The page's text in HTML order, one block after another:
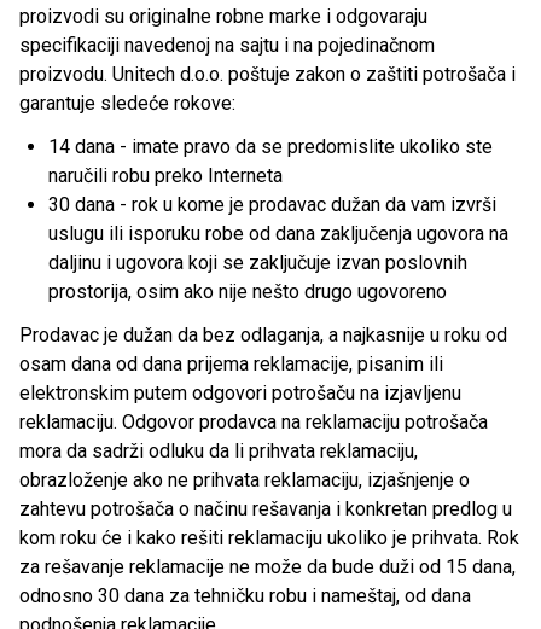
proizvodi su originalne robne marke i odgovaraju
specifikaciji navedenoj na sajtu i na pojedinačnom
proizvodu. Unitech d.o.o. poštuje zakon o zaštiti potrošača i
garantuje sledeće rokove:
14 dana - imate pravo da se predomislite ukoliko ste
naručili robu preko Interneta
30 dana - rok u kome je prodavac dužan da vam izvrši
uslugu ili isporuku robe od dana zaključenja ugovora na
daljinu i ugovora koji se zaključuje izvan poslovnih
prostorija, osim ako nije nešto drugo ugovoreno
Prodavac je dužan da bez odlaganja, a najkasnije u roku od
osam dana od dana prijema reklamacije, pisanim ili
elektronskim putem odgovori potrošaču na izjavljenu
reklamaciju. Odgovor prodavca na reklamaciju potrošača
mora da sadrži odluku da li prihvata reklamaciju,
obrazloženje ako ne prihvata reklamaciju, izjašnjenje o
zahtevu potrošača o načinu rešavanja i konkretan predlog u
kom roku će i kako rešiti reklamaciju ukoliko je prihvata. Rok
za rešavanje reklamacije ne može da bude duži od 15 dana,
odnosno 30 dana za tehničku robu i nameštaj, od dana